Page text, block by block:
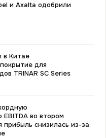
и Axalta одобрили
в Китае
для
TRINAR SC Series
во втором
прибыль снизилась из-за